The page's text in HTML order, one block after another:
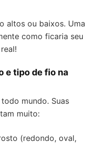
altos ou baixos. Uma
como ficaria seu
e tipo de fio na
mundo. Suas
muito:
(redondo, oval,